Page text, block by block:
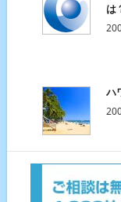
は
ハ